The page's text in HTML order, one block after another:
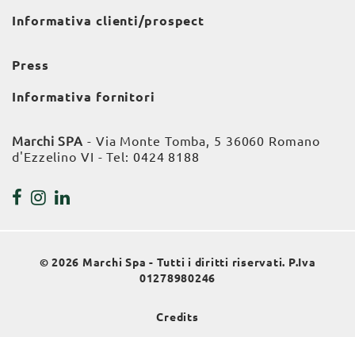
Informativa clienti/prospect
Press
Informativa fornitori
Marchi SPA - Via Monte Tomba, 5 36060 Romano
d'Ezzelino VI - Tel: 0424 8188
© 2026 Marchi Spa - Tutti i diritti riservati. P.Iva
01278980246
Credits